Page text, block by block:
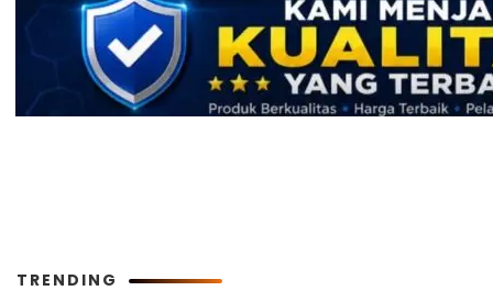
TRENDING